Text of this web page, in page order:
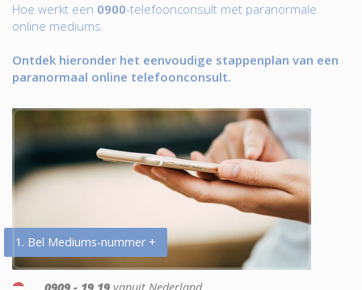
Hoe werkt een 0900-telefoonconsult met paranormale
online mediums.
Ontdek hieronder het eenvoudige stappenplan van een
paranormaal online telefoonconsult.
1. Bel Mediums-nummer +